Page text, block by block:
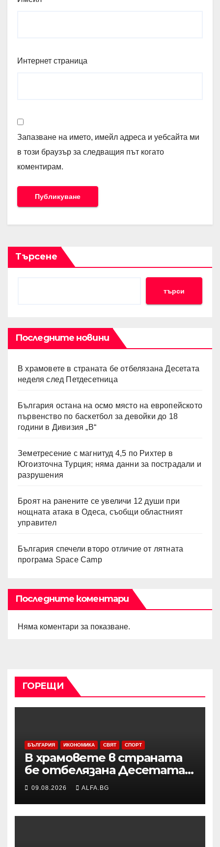
Интернет страница
Запазване на името, имейл адреса и уебсайта ми
в този браузър за следващия път когато
коментирам.
Търсене
търси
Последните новини
В храмовете в страната бе отбелязана Десетата
неделя след Петдесетница
България остана на осмо място на европейското
първенство по баскетбол за девойки до 18
години в Дивизия „В“
Земетресение с магнитуд 4,5 по Рихтер в
Югоизточна Турция; няма данни за пострадали и
разрушения
Броят на ранените се увеличи 12 души при
нощната атака в Одеса, съобщи областният
управител
България спечели второ отличие от лятната
програма Space Camp
Последните коментари
Няма коментари за показване.
ГОРЕЩИ
БЪЛГАРИЯ ИКОНОМИКА СВЯТ СПОРТ
В храмовете в страната
бе отбелязана Десетата
неделя след
Петдесетница
09.08.2026 ALFA.BG